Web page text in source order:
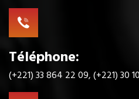
Téléphone:
(+221) 33 864 22 09, (+221) 30